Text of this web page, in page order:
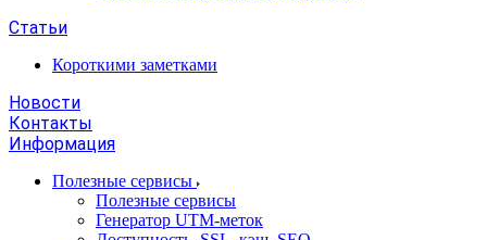
Статьи
Короткими заметками
Новости
Контакты
Информация
Полезные сервисы
Полезные сервисы
Генератор UTM‑меток